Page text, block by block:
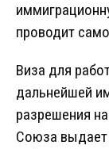
проводит
Виза для
дальнейшей
разрешения
Союза выдает